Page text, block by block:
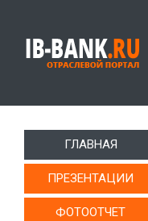
ГЛАВНАЯ
ПРЕЗЕНТАЦИИ
ФОТООТЧЕТ